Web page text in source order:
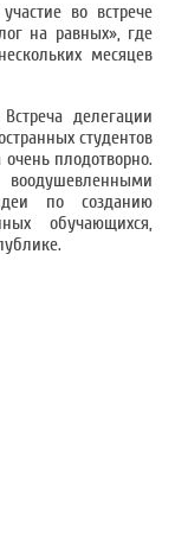
во встрече
на равных», где
месяцев
делегации
студентов
плодотворно.
по созданию
обучающихся,